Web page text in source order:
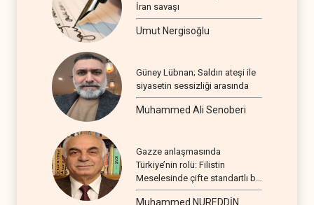
İran savaşı
Umut Nergisoğlu
Güney Lübnan; Saldırı ateşi ile
siyasetin sessizliği arasında
Muhammed Ali Senoberi
Gazze anlaşmasında
Türkiye’nin rolü: Filistin
Meselesinde çifte standartlı bir
seyir
Muhammed NUREDDİN